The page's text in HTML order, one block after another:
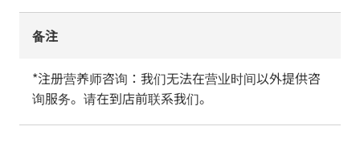
备注
*注册营养师咨询：我们无法在营业时间以外提供咨
询服务。请在到店前联系我们。